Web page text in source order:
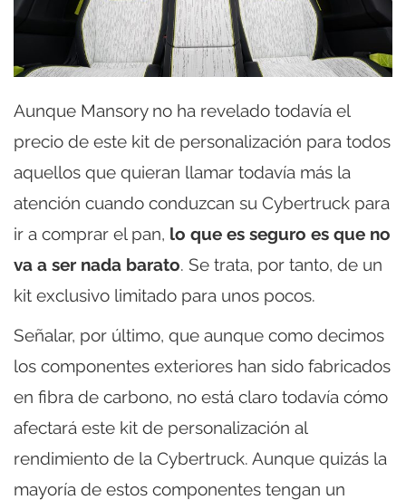
Aunque Mansory no ha revelado todavía el
precio de este kit de personalización para todos
aquellos que quieran llamar todavía más la
atención cuando conduzcan su Cybertruck para
ir a comprar el pan, lo que es seguro es que no
va a ser nada barato. Se trata, por tanto, de un
kit exclusivo limitado para unos pocos.
Señalar, por último, que aunque como decimos
los componentes exteriores han sido fabricados
en fibra de carbono, no está claro todavía cómo
afectará este kit de personalización al
rendimiento de la Cybertruck. Aunque quizás la
mayoría de estos componentes tengan un